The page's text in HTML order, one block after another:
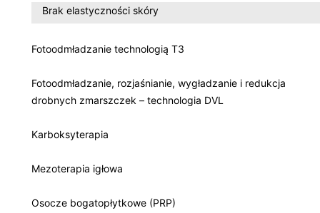
Brak elastyczności skóry
Fotoodmładzanie technologią T3
Fotoodmładzanie, rozjaśnianie, wygładzanie i redukcja
drobnych zmarszczek – technologia DVL
Karboksyterapia
Mezoterapia igłowa
Osocze bogatopłytkowe (PRP)